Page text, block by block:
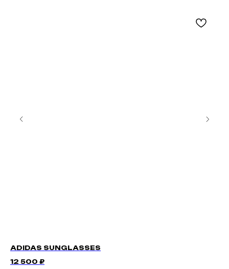
ADIDAS SUNGLASSES
12 500 ₽